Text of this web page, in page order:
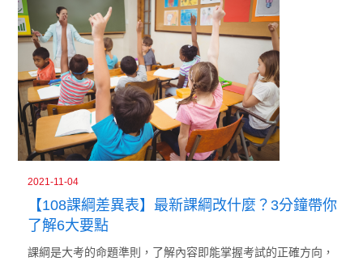
2021-11-04
【108課綱差異表】最新課綱改什麼？3分鐘帶你
了解6大要點
課綱是大考的命題準則，了解內容即能掌握考試的正確方向，